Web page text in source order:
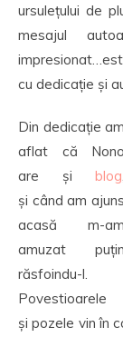
ursulețului de
mesajul
cu dedicație și
Din dedicație am
aflat că Nono
are și blog,
și când am ajuns
acasă m-am
amuzat puțin
răsfoindu-l.
Povestioarele
și pozele vin în